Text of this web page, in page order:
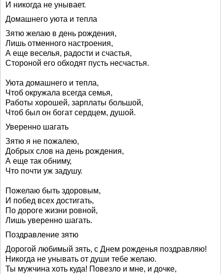
И никогда не унывает.
Домашнего уюта и тепла
Зятю желаю в день рождения,
Лишь отменного настроения,
А еще веселья, радости и счастья,
Стороной его обходят пусть несчастья.
Уюта домашнего и тепла,
Чтоб окружала всегда семья,
Работы хорошей, зарплаты большой,
Чтоб был он богат сердцем, душой.
Уверенно шагать
Зятю я не пожалею,
Добрых слов на день рождения,
А еще так обниму,
Что почти уж задушу.
Пожелаю быть здоровым,
И побед всех достигать,
По дороге жизни ровной,
Лишь уверенно шагать.
Поздравление зятю
Дорогой любимый зять, с Днем рожденья поздравляю!
Никогда не унывать от души тебе желаю.
Ты мужчина хоть куда! Повезло и мне, и дочке,